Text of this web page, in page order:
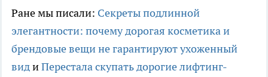
Ране мы писали: Секреты подлинной
элегантности: почему дорогая косметика и
брендовые вещи не гарантируют ухоженный
видиПерестала скупать дорогие лифтинг-